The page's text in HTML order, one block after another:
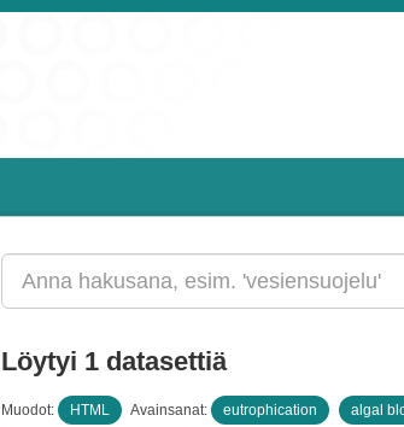
Löytyi 1 datasettiä
Muodot: HTML Avainsanat: eutrophication algal